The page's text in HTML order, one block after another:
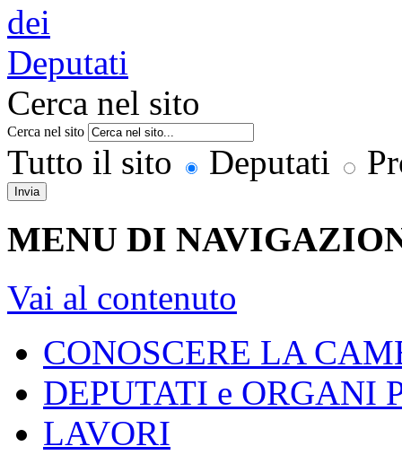
Cerca nel sito
Cerca nel sito
Tutto il sito Deputati
Invia
MENU DI
Vai al contenuto
CONOSCERE LA
DEPUTATI e ORGANI
LAVORI